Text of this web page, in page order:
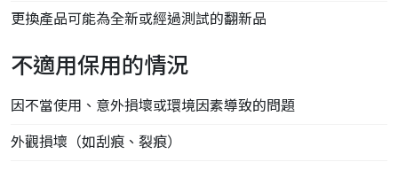
更換產品可能為全新或經過測試的翻新品
不適用保用的情況
因不當使用、意外損壞或環境因素導致的問題
外觀損壞（如刮痕、裂痕）